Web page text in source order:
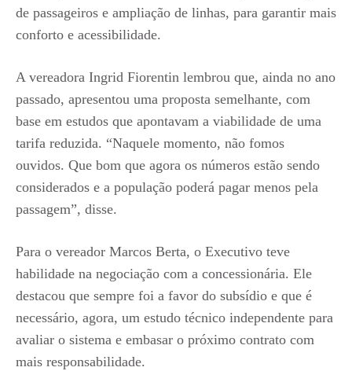
de passageiros e ampliação de linhas, para garantir mais
conforto e acessibilidade.
A vereadora Ingrid Fiorentin lembrou que, ainda no ano
passado, apresentou uma proposta semelhante, com
base em estudos que apontavam a viabilidade de uma
tarifa reduzida. “Naquele momento, não fomos
ouvidos. Que bom que agora os números estão sendo
considerados e a população poderá pagar menos pela
passagem”, disse.
Para o vereador Marcos Berta, o Executivo teve
habilidade na negociação com a concessionária. Ele
destacou que sempre foi a favor do subsídio e que é
necessário, agora, um estudo técnico independente para
avaliar o sistema e embasar o próximo contrato com
mais responsabilidade.